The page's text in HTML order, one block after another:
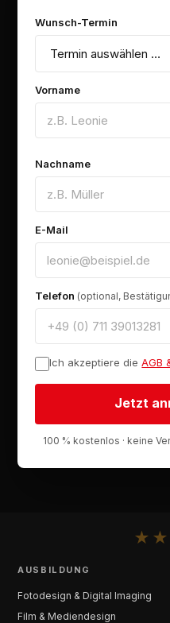
Wunsch-Termin
Vorname
Nachname
E-Mail
Telefon (optional,
Ich akzeptiere die AGB
Jetzt
100 % kostenlos · keine
★ ★
AUSBILDUNG
Fotodesign & Digital Imaging
Film & Mediendesign